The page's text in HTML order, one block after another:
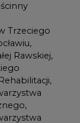
Trzeciego
Rawskiej,